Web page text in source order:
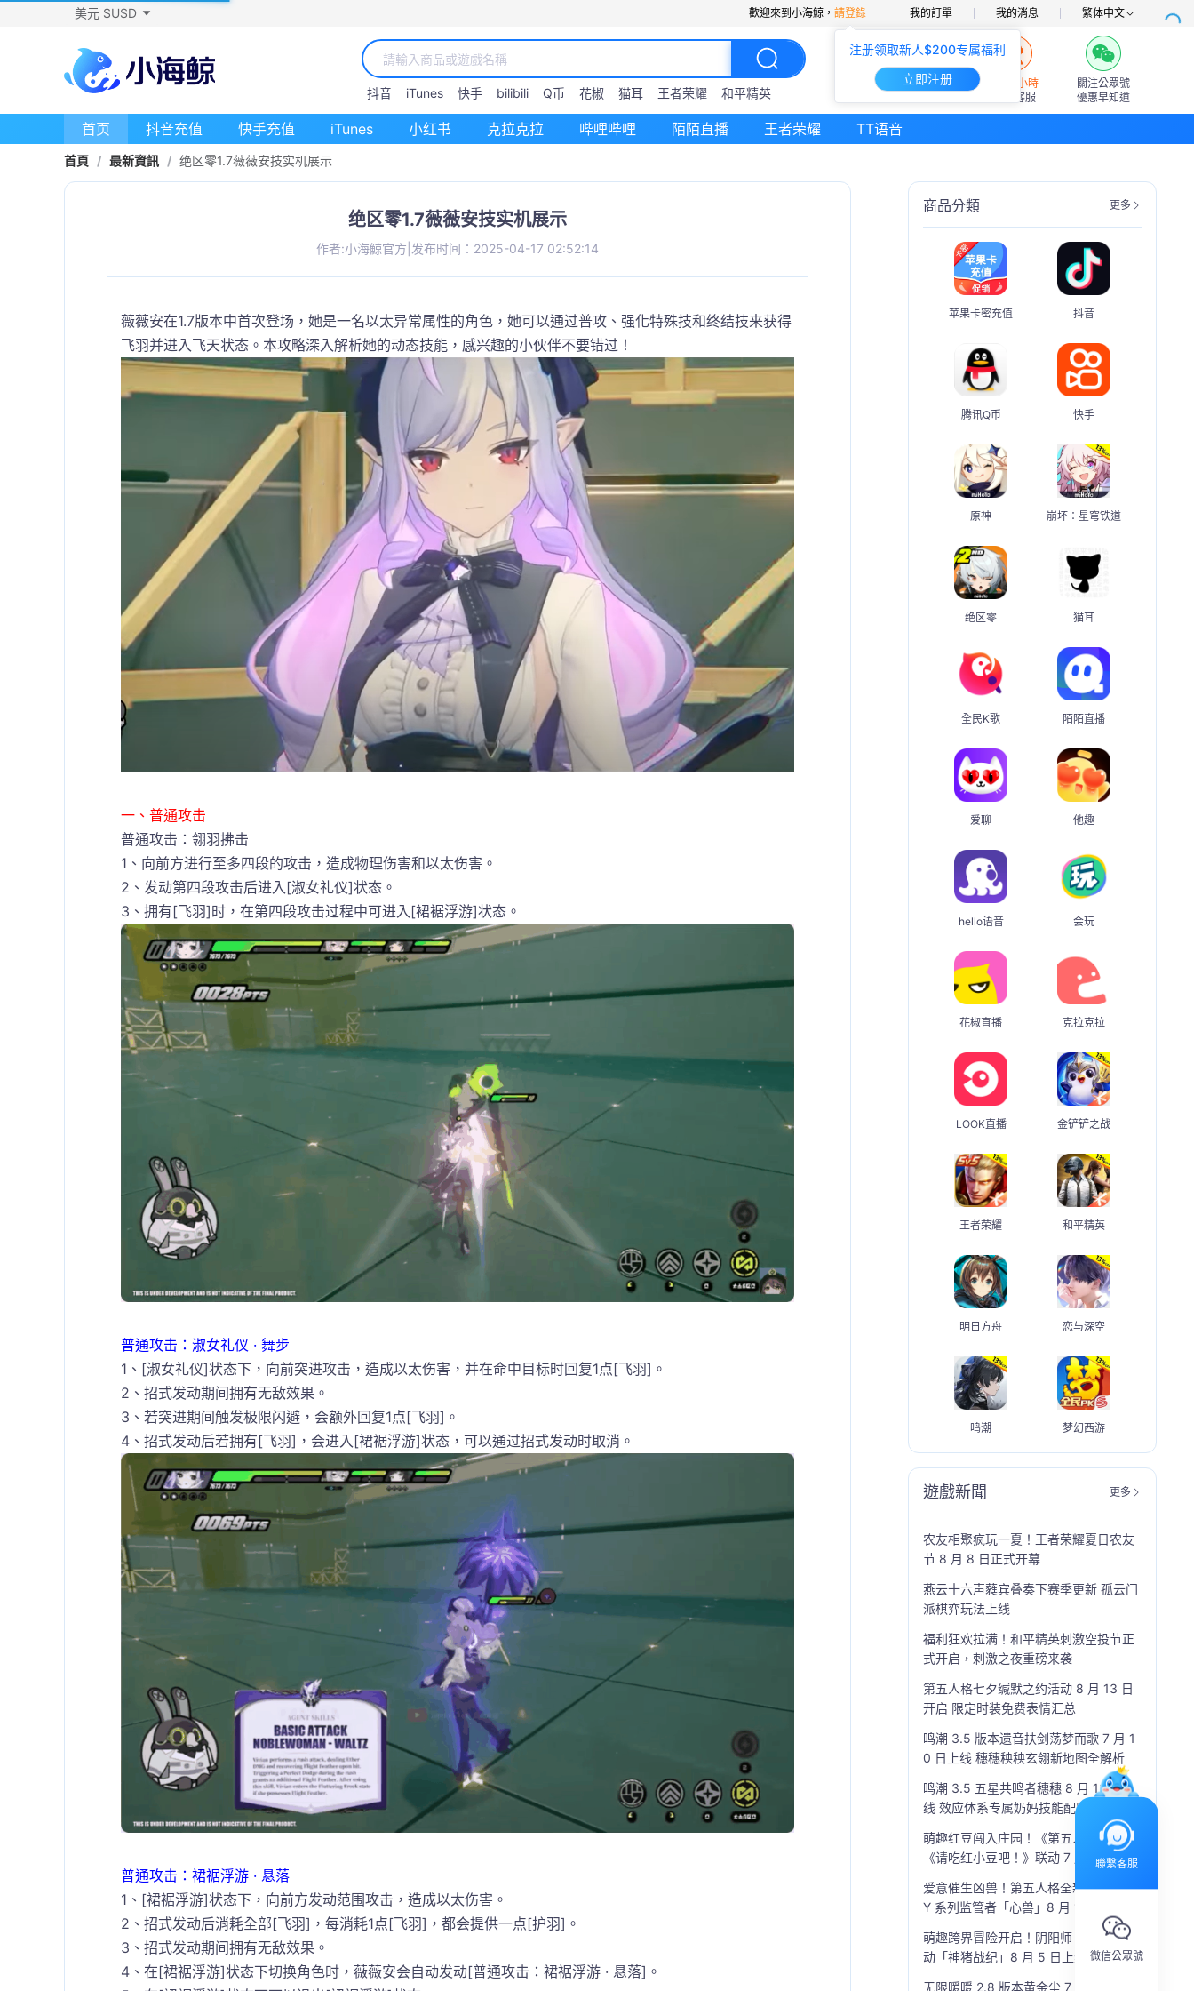
注册领取新人$200专属福利
立即注册
美元 $USD 歡迎來到小海鯨， 請登錄 我的訂單 我的消息 繁体中文
抖音 iTunes 快手 bilibili Q币 花椒 猫耳 王者荣耀 和平精英
7×24小時
在線客服
關注公眾號
優惠早知道
首页 抖音充值 快手充值 iTunes 小红书 克拉克拉 哔哩哔哩 陌陌直播 王者荣耀 TT语音
首頁 / 最新資訊 / 绝区零1.7薇薇安技实机展示
绝区零1.7薇薇安技实机展示
作者:小海鯨官方 发布时间：2025-04-17 02:52:14
薇薇安在1.7版本中首次登场，她是一名以太异常属性的角色，她可以通过普攻、强化特殊技和终结技来获得
飞羽并进入飞天状态。本攻略深入解析她的动态技能，感兴趣的小伙伴不要错过！
一、普通攻击
普通攻击：翎羽拂击
1、向前方进行至多四段的攻击，造成物理伤害和以太伤害。
2、发动第四段攻击后进入[淑女礼仪]状态。
3、拥有[飞羽]时，在第四段攻击过程中可进入[裙裾浮游]状态。
普通攻击：淑女礼仪 · 舞步
1、[淑女礼仪]状态下，向前突进攻击，造成以太伤害，并在命中目标时回复1点[飞羽]。
2、招式发动期间拥有无敌效果。
3、若突进期间触发极限闪避，会额外回复1点[飞羽]。
4、招式发动后若拥有[飞羽]，会进入[裙裾浮游]状态，可以通过招式发动时取消。
普通攻击：裙裾浮游 · 悬落
1、[裙裾浮游]状态下，向前方发动范围攻击，造成以太伤害。
2、招式发动后消耗全部[飞羽]，每消耗1点[飞羽]，都会提供一点[护羽]。
3、招式发动期间拥有无敌效果。
4、在[裙裾浮游]状态下切换角色时，薇薇安会自动发动[普通攻击：裙裾浮游 · 悬落]。
商品分類 更多
苹果卡密充值 抖音
腾讯Q币 快手
原神 崩坏：星穹铁道
绝区零 猫耳
全民K歌 陌陌直播
爱聊 他趣
hello语音 会玩
花椒直播 克拉克拉
LOOK直播 金铲铲之战
王者荣耀 和平精英
明日方舟 恋与深空
鸣潮 梦幻西游
遊戲新聞 更多
农友相聚疯玩一夏！王者荣耀夏日农友
节 8 月 8 日正式开幕
燕云十六声蕤宾叠奏下赛季更新 孤云门
派棋弈玩法上线
福利狂欢拉满！和平精英刺激空投节正
式开启，刺激之夜重磅来袭
第五人格七夕缄默之约活动 8 月 13 日
开启 限定时装免费表情汇总
鸣潮 3.5 版本遗音扶剑荡梦而歌 7 月 1
0 日上线 穗穗秧秧玄翎新地图全解析
鸣潮 3.5 五星共鸣者穗穗 8 月 13 日上
线 效应体系专属奶妈技能配队全解析
萌趣红豆闯入庄园！《第五人格》×
《请吃红小豆吧！》联动 7 月 30 日开
爱意催生凶兽！第五人格全新 IDENTIT
Y 系列监管者「心兽」8 月 13 日登场
萌趣跨界冒险开启！阴阳师 × 猪猪侠联
动「神猪战纪」8 月 5 日上线
无限暖暖 2.8 版本黄金尘 7 月 17 日上
聯繫客服
微信公眾號